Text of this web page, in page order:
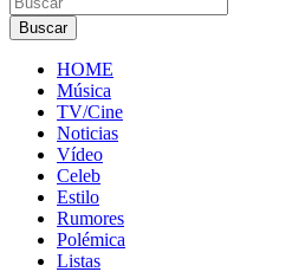
Buscar
HOME
Música
TV/Cine
Noticias
Vídeo
Celeb
Estilo
Rumores
Polémica
Listas